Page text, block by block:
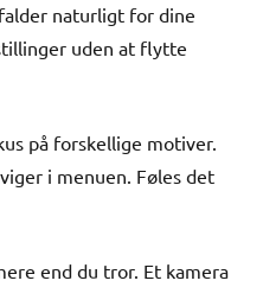
naturligt for dine
uden at flytte
på forskellige motiver.
i menuen. Føles det
end du tror. Et kamera